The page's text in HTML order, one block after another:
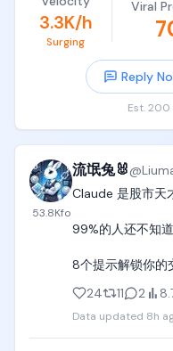
镜头：正面斜前
画面：蓝色倾斜
动作：她助跑冲
一截，她立刻扑
纹路，再次蹬腿
臂发力把自己拽
表情：脖子绷出
咻……！）
解说：「滑る壁
全靠手臂爬上去了
音效：湿墙面的
真实可用：信息
落地，指令跟随精
一致性强：跨编
无法现象，grok
3.3K/h
Surging
Viral
Reply
Est.
53.8Kfo
流氓兔🐰@
Claude 是股市天
99%的人还不知道
8个提示解锁你的
24
11 2
Data updated 8h